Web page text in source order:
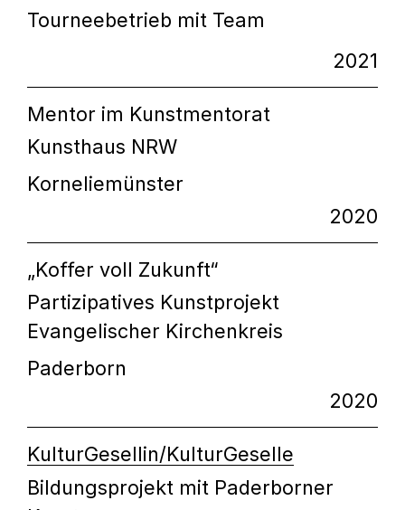
Tourneebetrieb mit Team
2021
Mentor im Kunstmentorat
Kunsthaus NRW
Korneliemünster
2020
„Koffer voll Zukunft“
Partizipatives Kunstprojekt
Evangelischer Kirchenkreis
Paderborn
2020
KulturGesellin/KulturGeselle
Bildungsprojekt mit Paderborner